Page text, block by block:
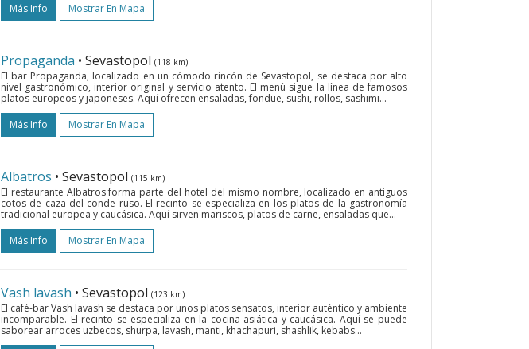
Más Info
Mostrar En Mapa
Propaganda • Sevastopol (118 km)
El bar Propaganda, localizado en un cómodo rincón de Sevastopol, se destaca por alto
nivel gastronómico, interior original y servicio atento. El menú sigue la línea de famosos
platos europeos y japoneses. Aquí ofrecen ensaladas, fondue, sushi, rollos, sashimi...
Más Info
Mostrar En Mapa
Albatros • Sevastopol (115 km)
El restaurante Albatros forma parte del hotel del mismo nombre, localizado en antiguos
cotos de caza del conde ruso. El recinto se especializa en los platos de la gastronomía
tradicional europea y caucásica. Aquí sirven mariscos, platos de carne, ensaladas que...
Más Info
Mostrar En Mapa
Vash lavash • Sevastopol (123 km)
El café-bar Vash lavash se destaca por unos platos sensatos, interior auténtico y ambiente
incomparable. El recinto se especializa en la cocina asiática y caucásica. Aquí se puede
saborear arroces uzbecos, shurpa, lavash, manti, khachapuri, shashlik, kebabs...